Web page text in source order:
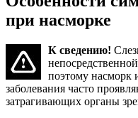
при насморке
К сведению!
поэтому насморк
заболевания часто
затрагивающих органы